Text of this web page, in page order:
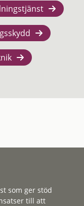
som ger stöd
till att